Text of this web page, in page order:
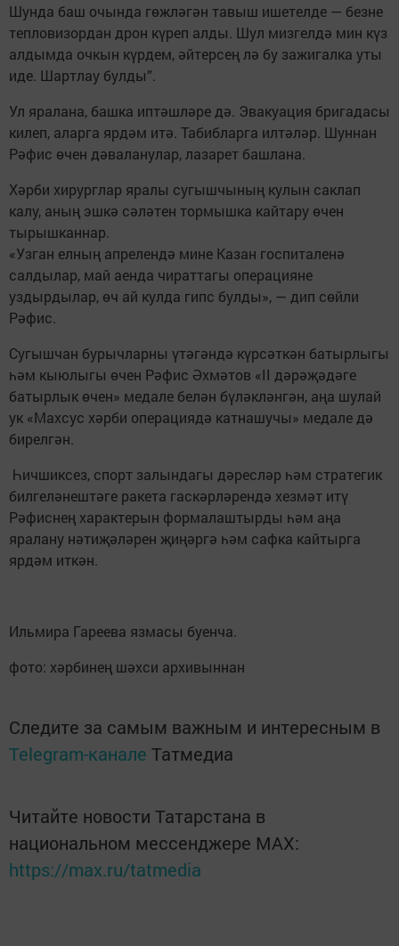
Шунда баш очында гөжләгән тавыш ишетелде — безне
тепловизордан дрон күреп алды. Шул мизгелдә мин күз
алдымда очкын күрдем, әйтерсең лә бу зажигалка уты
иде. Шартлау булды”.
Ул яралана, башка иптәшләре дә. Эвакуация бригадасы
килеп, аларга ярдәм итә. Табибларга илтәләр. Шуннан
Рәфис өчен дәваланулар, лазарет башлана.
Хәрби хирурглар яралы сугышчының кулын саклап
калу, аның эшкә сәләтен тормышка кайтару өчен
тырышканнар.
«Узган елның апрелендә мине Казан госпиталенә
салдылар, май аенда чираттагы операцияне
уздырдылар, өч ай кулда гипс булды», — дип сөйли
Рәфис.
Сугышчан бурычларны үтәгәндә күрсәткән батырлыгы
һәм кыюлыгы өчен Рәфис Әхмәтов «II дәрәҗәдәге
батырлык өчен» медале белән бүләкләнгән, аңа шулай
ук «Махсус хәрби операциядә катнашучы» медале дә
бирелгән.
Һичшиксез, спорт залындагы дәресләр һәм стратегик
билгеләнештәге ракета гаскәрләрендә хезмәт итү
Рәфиснең характерын формалаштырды һәм аңа
яралану нәтиҗәләрен җиңәргә һәм сафка кайтырга
ярдәм иткән.
Ильмира Гареева язмасы буенча.
фото: хәрбинең шәхси архивыннан
Следите за самым важным и интересным в
Telegram-канале Татмедиа
Читайте новости Татарстана в
национальном мессенджере MАХ:
https://max.ru/tatmedia